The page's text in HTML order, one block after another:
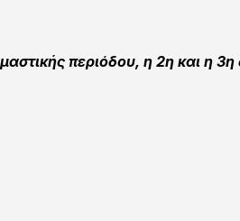
περιόδου, η 2η και η